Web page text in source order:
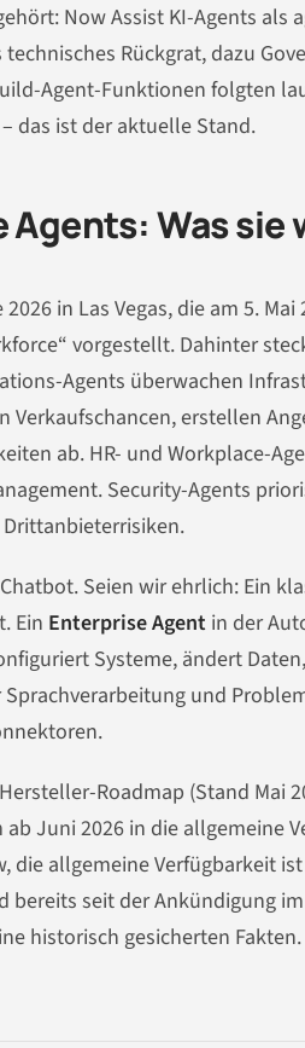
Now Assist KI-Agents
Rückgrat, dazu
Agent-Funktionen folgten
das ist der aktuelle Stand.
Agents: Was
in Las Vegas, die am 5.
vorgestellt. Dahinter
Agents überwachen
Verkaufschancen, erstellen
ab. HR- und Workplace-
Security-Agents
Drittanbieterrisiken.
Seien wir ehrlich: Ein
Ein Enterprise Agent in der
Systeme, ändert
und
Roadmap (Stand Mai
ab Juni 2026 in die allgemeine
die allgemeine Verfügbarkeit
bereits seit der Ankündigung
historisch gesicherten Fakten.